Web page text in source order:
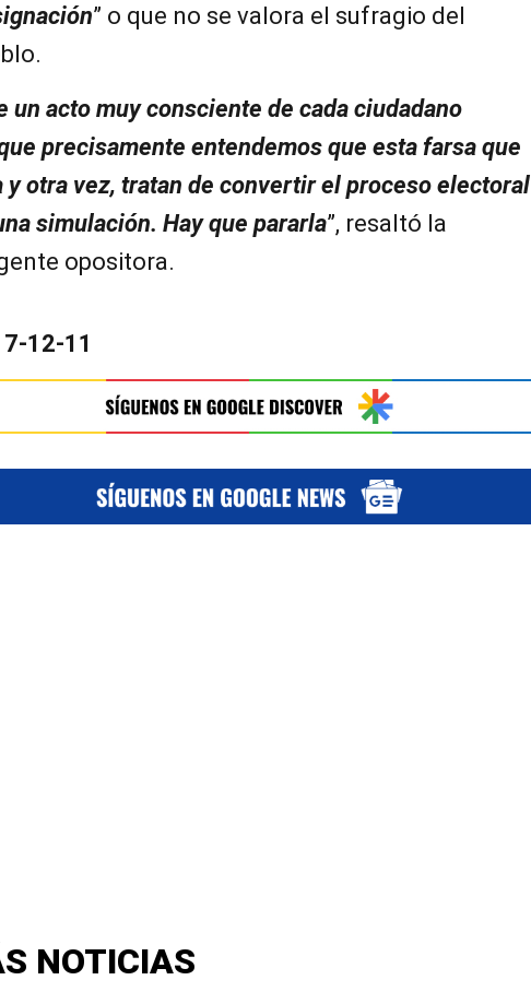
” o que no se valora el sufragio del
un acto muy consciente de cada ciudadano
precisamente entendemos que esta farsa que
y otra vez, tratan de convertir el proceso electoral
simulación. Hay que pararla”, resaltó la
opositora.
12-11
NOTICIAS